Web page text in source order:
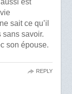
est
sait ce qu’il
sans savoir.
son épouse.
REPLY